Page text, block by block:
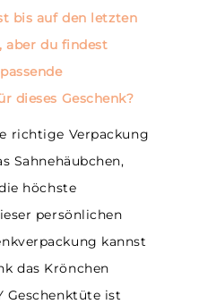
bis auf den letzten
du findest
dieses Geschenk?
richtige Verpackung
Sahnehäubchen,
höchste
persönlichen
kannst
das Krönchen
Geschenktüte ist